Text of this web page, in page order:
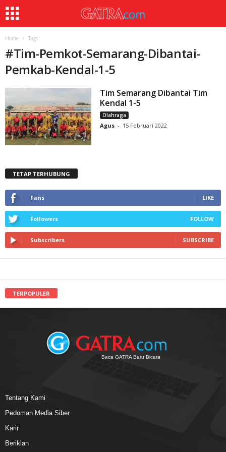
Home Tags
#Tim-Pemkot-Semarang-Dibantai-
Pemkab-Kendal-1-5
Tim Semarang Dibantai Tim
Kendal 1-5
Olahraga
Agus - 15 Februari 2022
TETAP TERHUBUNG
Fans LIKE
Followers FOLLOW
Subscribers SUBSCRIBE
TERPOPULER
Baca GATRA Baru Bicara
Tentang Kami
Pedoman Media Siber
Karir
Beriklan